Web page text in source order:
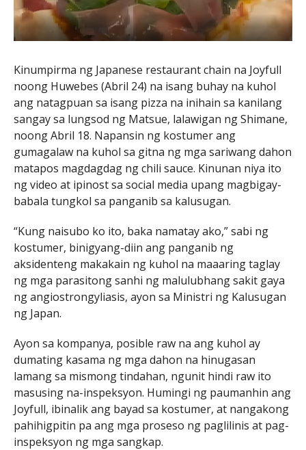
Kinumpirma ng Japanese restaurant chain na Joyfull
noong Huwebes (Abril 24) na isang buhay na kuhol
ang natagpuan sa isang pizza na inihain sa kanilang
sangay sa lungsod ng Matsue, lalawigan ng Shimane,
noong Abril 18. Napansin ng kostumer ang
gumagalaw na kuhol sa gitna ng mga sariwang dahon
matapos magdagdag ng chili sauce. Kinunan niya ito
ng video at ipinost sa social media upang magbigay-
babala tungkol sa panganib sa kalusugan.
“Kung naisubo ko ito, baka namatay ako,” sabi ng
kostumer, binigyang-diin ang panganib ng
aksidenteng makakain ng kuhol na maaaring taglay
ng mga parasitong sanhi ng malulubhang sakit gaya
ng angiostrongyliasis, ayon sa Ministri ng Kalusugan
ng Japan.
Ayon sa kompanya, posible raw na ang kuhol ay
dumating kasama ng mga dahon na hinugasan
lamang sa mismong tindahan, ngunit hindi raw ito
masusing na-inspeksyon. Humingi ng paumanhin ang
Joyfull, ibinalik ang bayad sa kostumer, at nangakong
pahihigpitin pa ang mga proseso ng paglilinis at pag-
inspeksyon ng mga sangkap.